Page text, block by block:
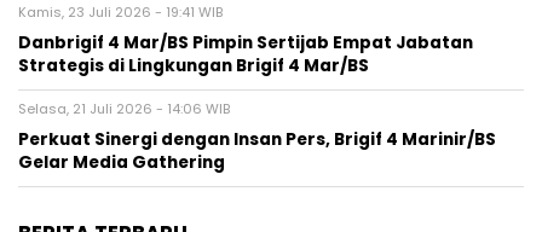
Kamis, 23 Juli 2026 - 19:41 WIB
Danbrigif 4 Mar/BS Pimpin Sertijab Empat Jabatan
Strategis di Lingkungan Brigif 4 Mar/BS
Selasa, 21 Juli 2026 - 14:06 WIB
Perkuat Sinergi dengan Insan Pers, Brigif 4 Marinir/BS
Gelar Media Gathering